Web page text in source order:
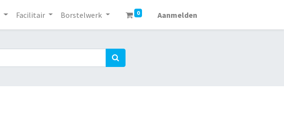
Facilitair Borstelwerk 0 Aanmelden